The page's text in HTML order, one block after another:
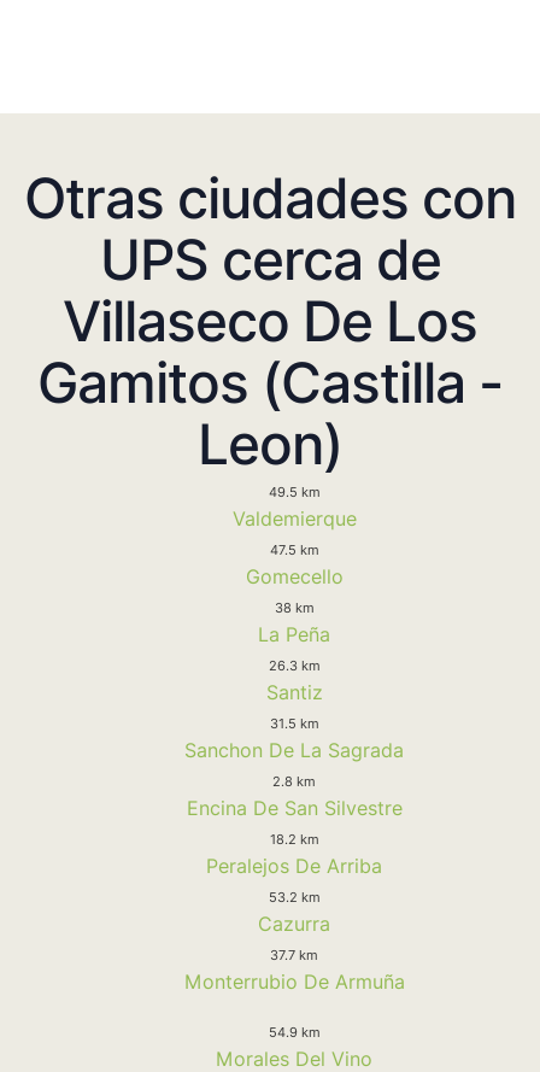
Otras ciudades con
UPS cerca de
Villaseco De Los
Gamitos (Castilla -
Leon)
49.5 km
Valdemierque
47.5 km
Gomecello
38 km
La Peña
26.3 km
Santiz
31.5 km
Sanchon De La Sagrada
2.8 km
Encina De San Silvestre
18.2 km
Peralejos De Arriba
53.2 km
Cazurra
37.7 km
Monterrubio De Armuña
54.9 km
Morales Del Vino